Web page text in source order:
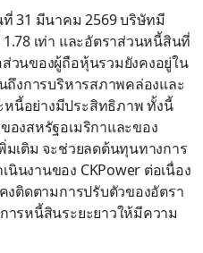
31 มีนาคม 2569 บริษัทมี
เท่า และอัตราส่วนหนี้สินที่
วนของผู้ถือหุ้นรวมยังคงอยู่ใน
ถึงการบริหารสภาพคล่องและ
หนี้อย่างมีประสิทธิภาพ ทั้งนี้
องสหรัฐอเมริกาและของ
มเติม จะช่วยลดต้นทุนทางการ
นินงานของ CKPower ต่อเนื่อง
งติดตามการปรับตัวของอัตรา
ารหนี้สินระยะยาวให้มีความ